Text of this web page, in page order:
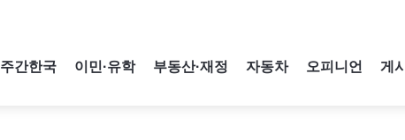
주간한국 이민·유학 부동산·재정 자동차 오피니언 게